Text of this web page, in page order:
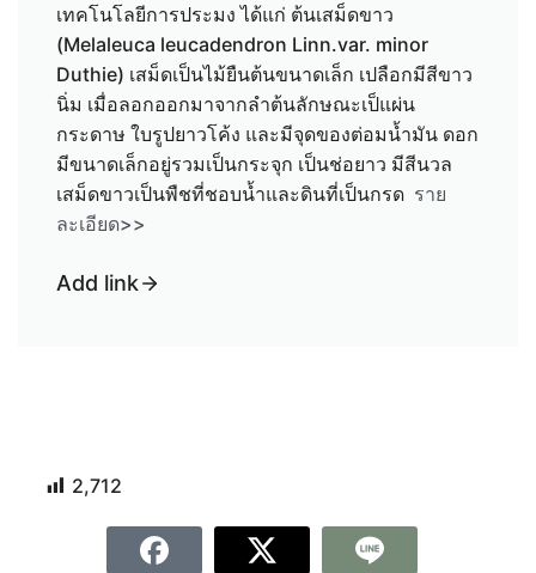
เทคโนโลยีการประมง ได้แก่ ต้นเสม็ดขาว
(Melaleuca leucadendron Linn.var. minor
Duthie) เสม็ดเป็นไม้ยืนต้นขนาดเล็ก เปลือกมีสีขาว
นิ่ม เมื่อลอกออกมาจากลำต้นลักษณะเป็แผ่น
กระดาษ ใบรูปยาวโค้ง และมีจุดของต่อมน้ำมัน ดอก
มีขนาดเล็กอยู่รวมเป็นกระจุก เป็นช่อยาว มีสีนวล
เสม็ดขาวเป็นพืชที่ชอบน้ำและดินที่เป็นกรด ราย
ละเอียด>>
Add link
2,712